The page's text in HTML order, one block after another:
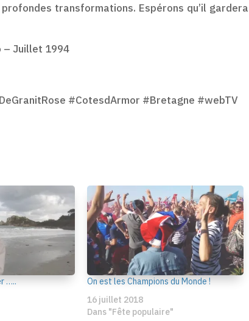
transformations. Espérons qu’il gardera
– Juillet 1994
#CotesdArmor #Bretagne #webTV
…..
On est les Champions du Monde !
16 juillet 2018
Dans "Fête populaire"